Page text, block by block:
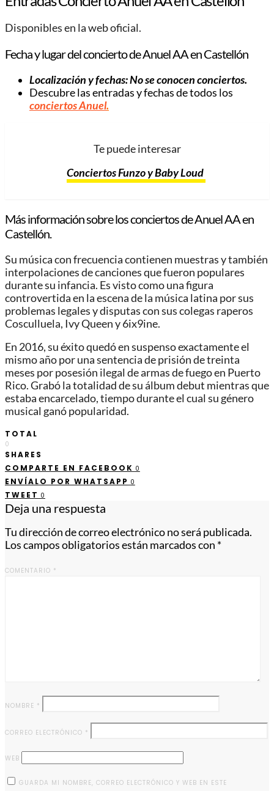
Disponibles en la web oficial.
Fecha y lugar del concierto de Anuel AA en Castellón
Localización y fechas: No se conocen conciertos.
Descubre las entradas y fechas de todos los
conciertos Anuel.
Te puede interesar
Conciertos Funzo y Baby Loud
Más información sobre los conciertos de Anuel AA en
Castellón.
Su música con frecuencia contienen muestras y también
interpolaciones de canciones que fueron populares
durante su infancia. Es visto como una figura
controvertida en la escena de la música latina por sus
problemas legales y disputas con sus colegas raperos
Cosculluela,​ Ivy Queen​ y 6ix9ine.
En 2016, su éxito quedó en suspenso exactamente el
mismo año por una sentencia de prisión de treinta
meses por posesión ilegal de armas de fuego en Puerto
Rico. Grabó la totalidad de su álbum debut mientras que
estaba encarcelado, tiempo durante el cual su género
musical ganó popularidad.
TOTAL
0
SHARES
COMPARTE EN FACEBOOK 0
ENVÍALO POR WHATSAPP 0
TWEET 0
Deja una respuesta
Tu dirección de correo electrónico no será publicada.
Los campos obligatorios están marcados con *
COMENTARIO *
NOMBRE *
CORREO ELECTRÓNICO *
WEB
GUARDA MI NOMBRE, CORREO ELECTRÓNICO Y WEB EN ESTE